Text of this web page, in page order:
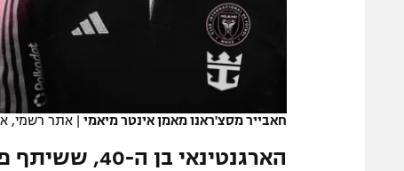
הצטרפות לחבילת הערוצים
לוח דרושים – ג'ובנט
חאבייר מסצ'ראנו מאמן אינטר מיאמי | אתר רשמי,
הארגנטינאי